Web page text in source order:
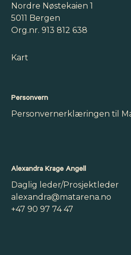
Nordre Nøstekaien 1
5011 Bergen
Org.nr. 913 812 638
Kart
Personvern
Personvernerklæringen til
Alexandra Krage Angell
Daglig leder/Prosjektleder
alexandra@matarena.no
+47 90 97 74 47